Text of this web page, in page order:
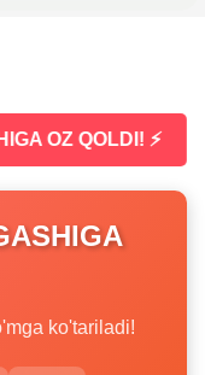
OZ QOLDI! ⚡
ko'tariladi!